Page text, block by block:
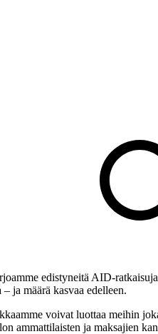
edistyneitä AID-
ja määrä kasvaa edelleen.
voivat luottaa meihin
ammattilaisten ja maksajien